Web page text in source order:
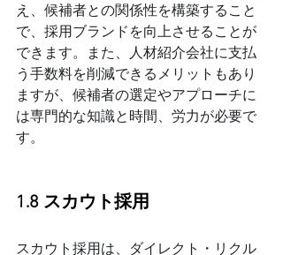
え、候補者との関係性を構築すること
で、採用ブランドを向上させることが
できます。また、人材紹介会社に支払
う手数料を削減できるメリットもあり
ますが、候補者の選定やアプローチに
は専門的な知識と時間、労力が必要で
す。
1.8 スカウト採用
スカウト採用は、ダイレクト・リクル